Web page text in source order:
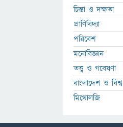
চিন্তা ও দক্ষতা
প্রাণিবিদ্যা
পরিবেশ
মনোবিজ্ঞান
তত্ত্ব ও গবেষণা
বাংলাদেশ ও বিশ্ব
মিথোলজি